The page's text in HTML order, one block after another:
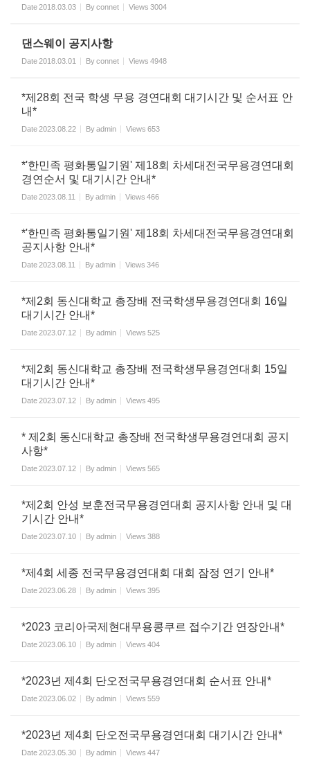
Date2018.03.03 Byconnet Views 3004
댄스웨이 공지사항
Date2018.03.01 Byconnet Views 4948
*제28회 전국 학생 무용 경연대회 대기시간 및 순서표 안
내*
Date2023.08.22 Byadmin Views 653
*'한민족 평화통일기원' 제18회 차세대전국무용경연대회
경연순서 및 대기시간 안내*
Date2023.08.11 Byadmin Views 466
*'한민족 평화통일기원' 제18회 차세대전국무용경연대회
공지사항 안내*
Date2023.08.11 Byadmin Views 346
*제2회 동신대학교 총장배 전국학생무용경연대회 16일
대기시간 안내*
Date2023.07.12 Byadmin Views 525
*제2회 동신대학교 총장배 전국학생무용경연대회 15일
대기시간 안내*
Date2023.07.12 Byadmin Views 495
* 제2회 동신대학교 총장배 전국학생무용경연대회 공지
사항*
Date2023.07.12 Byadmin Views 565
*제2회 안성 보훈전국무용경연대회 공지사항 안내 및 대
기시간 안내*
Date2023.07.10 Byadmin Views 388
*제4회 세종 전국무용경연대회 대회 잠정 연기 안내*
Date2023.06.28 Byadmin Views 395
*2023 코리아국제현대무용콩쿠르 접수기간 연장안내*
Date2023.06.10 Byadmin Views 404
*2023년 제4회 단오전국무용경연대회 순서표 안내*
Date2023.06.02 Byadmin Views 559
*2023년 제4회 단오전국무용경연대회 대기시간 안내*
Date2023.05.30 Byadmin Views 447